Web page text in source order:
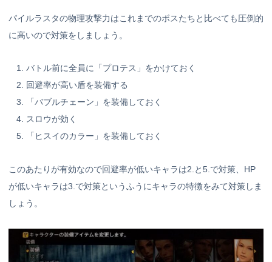
パイルラスタの物理攻撃力はこれまでのボスたちと比べても圧倒的
に高いので対策をしましょう。
バトル前に全員に「プロテス」をかけておく
回避率が高い盾を装備する
「バブルチェーン」を装備しておく
スロウが効く
「ヒスイのカラー」を装備しておく
このあたりが有効なので回避率が低いキャラは2.と5.で対策、HP
が低いキャラは3.で対策というふうにキャラの特徴をみて対策しま
しょう。